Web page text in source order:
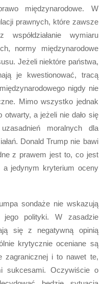
międzynarodowe. W
prawnych, które zawsze
współdziałanie wymiaru
normy międzynarodowe
Jeżeli niektóre państwa,
je kwestionować, tracą
nigdy nie
Mimo wszystko jednak
a jeżeli nie dało się
moralnych dla
Donald Trump nie bawi
z prawem jest to, co jest
a jedynym kryterium oceny
sondaże nie wskazują
jego polityki. W zasadzie
się z negatywną opinią
krytycznie oceniane są
zagranicznej i to nawet te,
sukcesami. Oczywiście o